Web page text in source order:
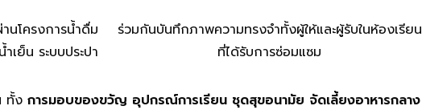
นโครงการน้ำดื่ม
เย็น ระบบประปา
ร่วมกันบันทึกภาพความทรงจำทั้งผู้ให้และผู้รับในห้องเรียน
ที่ได้รับการซ่อมแซม
ทั้ง การมอบของขวัญ อุปกรณ์การเรียน ชุดสุขอนามัย จัดเลี้ยงอาหารกลาง